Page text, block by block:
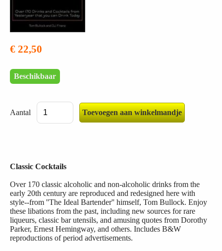
€ 22,50
Beschikbaar
Aantal
Classic Cocktails
Over 170 classic alcoholic and non-alcoholic drinks from the
early 20th century are reproduced and redesigned here with
style--from ''The Ideal Bartender'' himself, Tom Bullock. Enjoy
these libations from the past, including new sources for rare
liqueurs, classic bar utensils, and amusing quotes from Dorothy
Parker, Ernest Hemingway, and others. Includes B&W
reproductions of period advertisements.